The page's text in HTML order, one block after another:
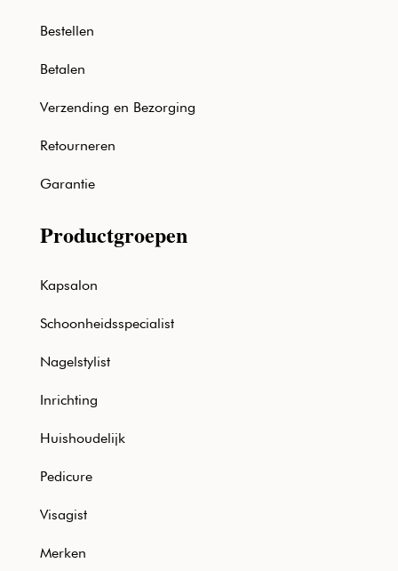
Bestellen
Betalen
Verzending en Bezorging
Retourneren
Garantie
Productgroepen
Kapsalon
Schoonheidsspecialist
Nagelstylist
Inrichting
Huishoudelijk
Pedicure
Visagist
Merken